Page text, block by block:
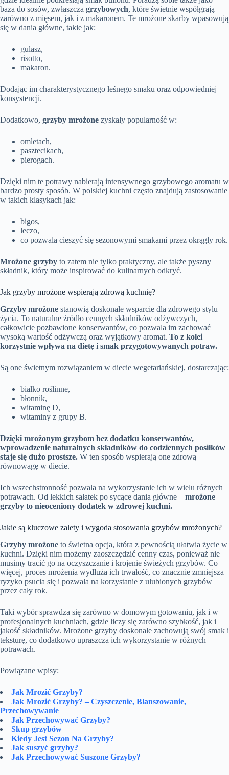
baza do sosów, zwłaszcza grzybowych, które świetnie współgrają
zarówno z mięsem, jak i z makaronem. Te mrożone skarby wpasowują
się w dania główne, takie jak:
gulasz,
risotto,
makaron.
Dodając im charakterystycznego leśnego smaku oraz odpowiedniej
konsystencji.
Dodatkowo, grzyby mrożone zyskały popularność w:
omletach,
pasztecikach,
pierogach.
Dzięki nim te potrawy nabierają intensywnego grzybowego aromatu w
bardzo prosty sposób. W polskiej kuchni często znajdują zastosowanie
w takich klasykach jak:
bigos,
leczo,
co pozwala cieszyć się sezonowymi smakami przez okrągły rok.
Mrożone grzyby to zatem nie tylko praktyczny, ale także pyszny
składnik, który może inspirować do kulinarnych odkryć.
Jak grzyby mrożone wspierają zdrową kuchnię?
Grzyby mrożone stanowią doskonałe wsparcie dla zdrowego stylu
życia. To naturalne źródło cennych składników odżywczych,
całkowicie pozbawione konserwantów, co pozwala im zachować
wysoką wartość odżywczą oraz wyjątkowy aromat. To z kolei
korzystnie wpływa na dietę i smak przygotowywanych potraw.
Są one świetnym rozwiązaniem w diecie wegetariańskiej, dostarczając:
białko roślinne,
błonnik,
witaminę D,
witaminy z grupy B.
Dzięki mrożonym grzybom bez dodatku konserwantów,
wprowadzenie naturalnych składników do codziennych posiłków
staje się dużo prostsze. W ten sposób wspierają one zdrową
równowagę w diecie.
Ich wszechstronność pozwala na wykorzystanie ich w wielu różnych
potrawach. Od lekkich sałatek po sycące dania główne – mrożone
grzyby to nieoceniony dodatek w zdrowej kuchni.
Jakie są kluczowe zalety i wygoda stosowania grzybów mrożonych?
Grzyby mrożone to świetna opcja, która z pewnością ułatwia życie w
kuchni. Dzięki nim możemy zaoszczędzić cenny czas, ponieważ nie
musimy tracić go na oczyszczanie i krojenie świeżych grzybów. Co
więcej, proces mrożenia wydłuża ich trwałość, co znacznie zmniejsza
ryzyko psucia się i pozwala na korzystanie z ulubionych grzybów
przez cały rok.
Taki wybór sprawdza się zarówno w domowym gotowaniu, jak i w
profesjonalnych kuchniach, gdzie liczy się zarówno szybkość, jak i
jakość składników. Mrożone grzyby doskonale zachowują swój smak i
teksturę, co dodatkowo upraszcza ich wykorzystanie w różnych
potrawach.
Powiązane wpisy:
Jak Mrozić Grzyby?
Jak Mrozić Grzyby? – Czyszczenie, Blanszowanie,
Przechowywanie
Jak Przechowywać Grzyby?
Skup grzybów
Kiedy Jest Sezon Na Grzyby?
Jak suszyć grzyby?
Jak Przechowywać Suszone Grzyby?